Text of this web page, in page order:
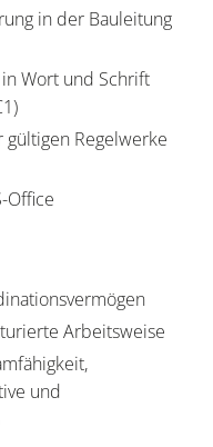
in der Bauleitung
Wort und Schrift
gültigen Regelwerke
Office
Arbeitsweise
und